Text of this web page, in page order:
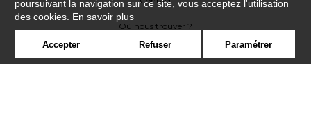
Où nous trouver ?
poursuivant la navigation sur ce site, vous acceptez l'utilisation
des cookies. En savoir plus
Accepter Refuser Paramétrer